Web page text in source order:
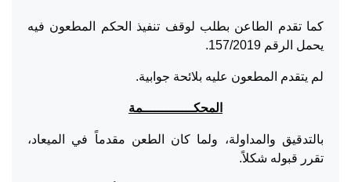
كما تقدم الطاعن بطلب لوقف تنفيذ الحكم المطعون فيه
يحمل الرقم 157/2019.
لم يتقدم المطعون عليه بلائحة جوابية.
المحكـــــــــــــمة
بالتدقيق والمداولة، ولما كان الطعن مقدماً في الميعاد،
تقرر قبوله شكلاً.